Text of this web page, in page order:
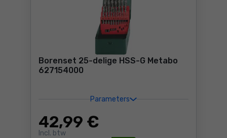
Borenset 25-delige HSS-G Metabo
627154000
Parameters
42,99 €
Incl. btw